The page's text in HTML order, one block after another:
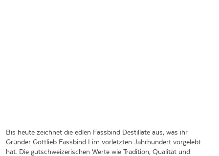
Bis heute zeichnet die edlen Fassbind Destillate aus, was ihr
Gründer Gottlieb Fassbind I im vorletzten Jahrhundert vorgelebt
hat. Die gutschweizerischen Werte wie Tradition, Qualität und